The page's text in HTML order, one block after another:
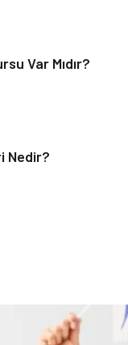
Var Mıdır?
Nedir?